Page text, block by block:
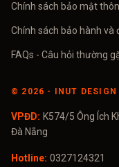
Chính sách bảo mật
Chính sách bảo hành và
FAQs - Câu hỏi thường
© 2026 - INUT DESIGN
VPĐD: K574/5 Ông Ích
Đà Nẵng
Hotline: 0327124321